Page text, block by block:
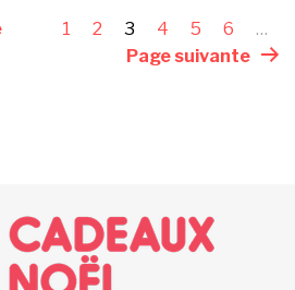
1 2 3 4 5 6
…
Page suivante